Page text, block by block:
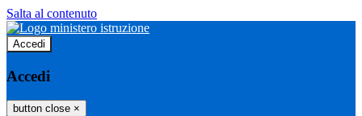
Salta al contenuto
Accedi
Accedi
button close ×